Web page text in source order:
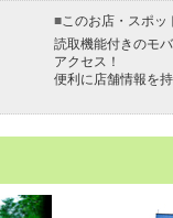
■ このお店・スポ
読取機能付きのモ
アクセス！
便利に店舗情報を